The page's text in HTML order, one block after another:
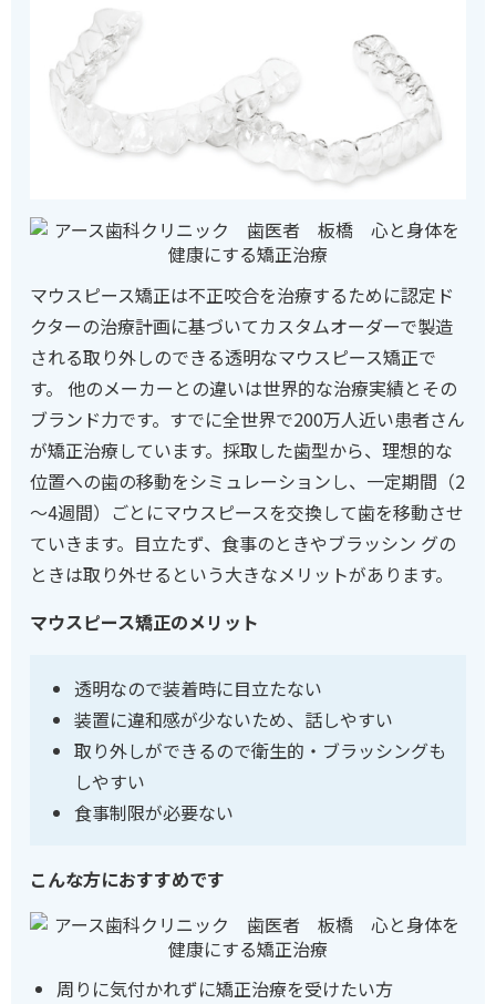
マウスピース矯正は不正咬合を治療するために認定ド
クターの治療計画に基づいてカスタムオーダーで製造
される取り外しのできる透明なマウスピース矯正で
す。 他のメーカーとの違いは世界的な治療実績とその
ブランド力です。すでに全世界で200万人近い患者さん
が矯正治療しています。採取した歯型から、理想的な
位置への歯の移動をシミュレーションし、一定期間（2
～4週間）ごとにマウスピースを交換して歯を移動させ
ていきます。目立たず、食事のときやブラッシン グの
ときは取り外せるという大きなメリットがあります。
マウスピース矯正のメリット
透明なので装着時に目立たない
装置に違和感が少ないため、話しやすい
取り外しができるので衛生的・ブラッシングも
しやすい
食事制限が必要ない
こんな方におすすめです
周りに気付かれずに矯正治療を受けたい方